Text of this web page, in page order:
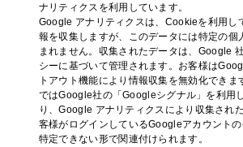
ナリティクスを利用しています。
Google アナリティクスは、Cookieを利用し
報を収集しますが、このデータには特定の個
まれません。収集されたデータは、Google
シーに基づいて管理されます。お客様は
トアウト機能により情報収集を無効化できま
ではGoogle社の「Googleシグナル」を利用
り、Google アナリティクスにより収集され
客様がログインしているGoogleアカウント
特定できない形で関連付けられます。